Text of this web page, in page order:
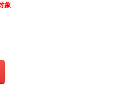
象